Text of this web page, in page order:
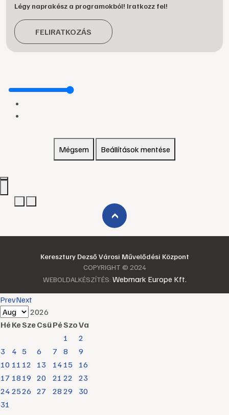
Légy naprakész a programokból! Iratkozz fel!
FELIRATKOZÁS
Mégsem Beállítások mentése
›
Keresztury Dezső Városi Művelődési Központ
COPYRIGHT © 2024
WEBOLDALKÉSZÍTÉS: Webmark Europe Kft.
PrevNext
2026
HéKeSzeCsüPéSzoVa
1
2
3
4 5 6 7 8
9
10 11 12 13 14 15
16
17 18 19 20 21 22
23
24 2526 27 28 29
30
31